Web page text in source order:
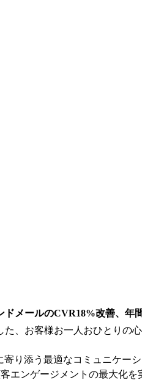
メールのCVR18%改善、年
、お客様お一人おひとりの
り添う最適なコミュニケー
エンゲージメントの最大化を